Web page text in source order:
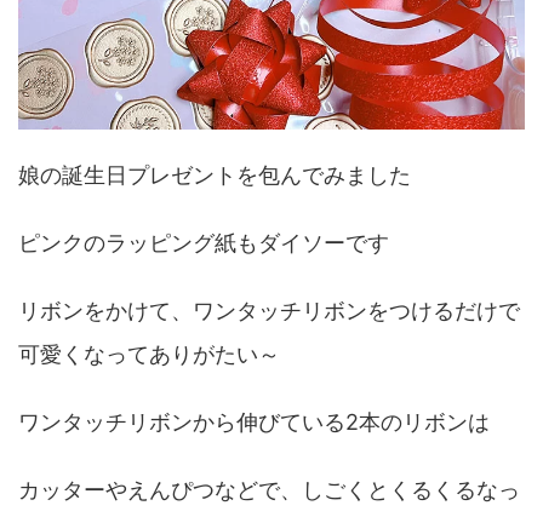
娘の誕生日プレゼントを包んでみました
ピンクのラッピング紙もダイソーです
リボンをかけて、ワンタッチリボンをつけるだけで
可愛くなってありがたい～
ワンタッチリボンから伸びている2本のリボンは
カッターやえんぴつなどで、しごくとくるくるなっ